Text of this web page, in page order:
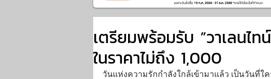
เตรียมพร้อมรับ ”วาเลนไ
ในราคาไม่ถึง 1,000
วันแห่งความรักกำลังใกล้เข้ามาแล้ว เป็นวันที่ใ